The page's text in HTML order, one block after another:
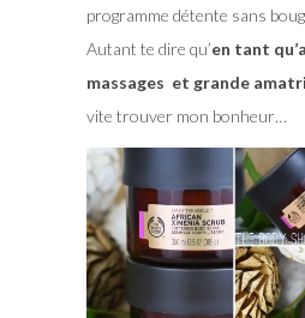
programme détente sans
Autant te dire qu’en tant
massages et grande
vite trouver mon bonheur…